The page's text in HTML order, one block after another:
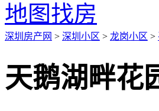
地图找房
深圳房产网 > 深圳小区 > 龙岗小区 >
天鹅湖畔花